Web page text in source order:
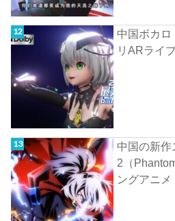
中国ボカ
リARライ
中国の新作
2（
ングアニメ